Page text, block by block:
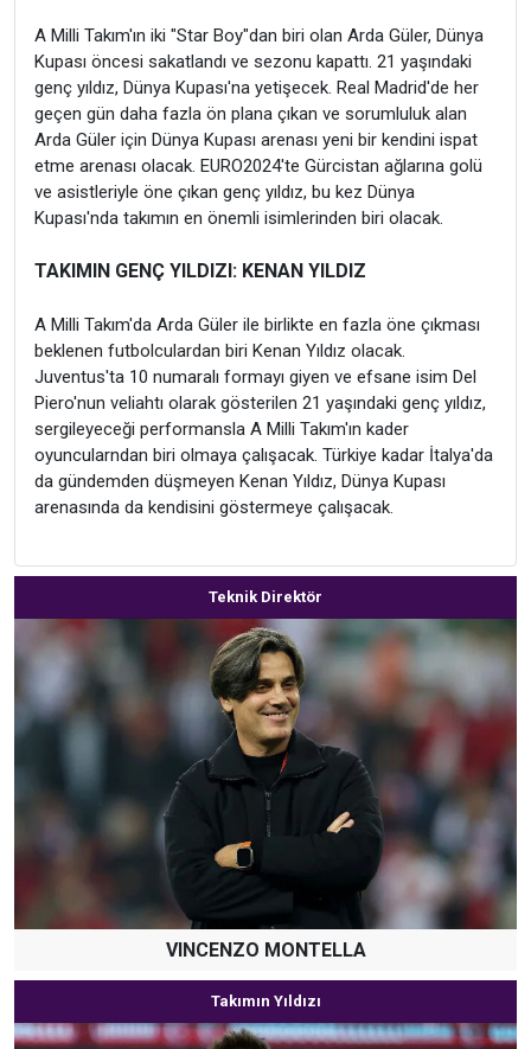
A Milli Takım'ın iki "Star Boy"dan biri olan Arda Güler, Dünya
Kupası öncesi sakatlandı ve sezonu kapattı. 21 yaşındaki
genç yıldız, Dünya Kupası'na yetişecek. Real Madrid'de her
geçen gün daha fazla ön plana çıkan ve sorumluluk alan
Arda Güler için Dünya Kupası arenası yeni bir kendini ispat
etme arenası olacak. EURO2024'te Gürcistan ağlarına golü
ve asistleriyle öne çıkan genç yıldız, bu kez Dünya
Kupası'nda takımın en önemli isimlerinden biri olacak.
TAKIMIN GENÇ YILDIZI: KENAN YILDIZ
A Milli Takım'da Arda Güler ile birlikte en fazla öne çıkması
beklenen futbolculardan biri Kenan Yıldız olacak.
Juventus'ta 10 numaralı formayı giyen ve efsane isim Del
Piero'nun veliahtı olarak gösterilen 21 yaşındaki genç yıldız,
sergileyeceği performansla A Milli Takım'ın kader
oyuncularndan biri olmaya çalışacak. Türkiye kadar İtalya'da
da gündemden düşmeyen Kenan Yıldız, Dünya Kupası
arenasında da kendisini göstermeye çalışacak.
Teknik Direktör
VINCENZO MONTELLA
Takımın Yıldızı